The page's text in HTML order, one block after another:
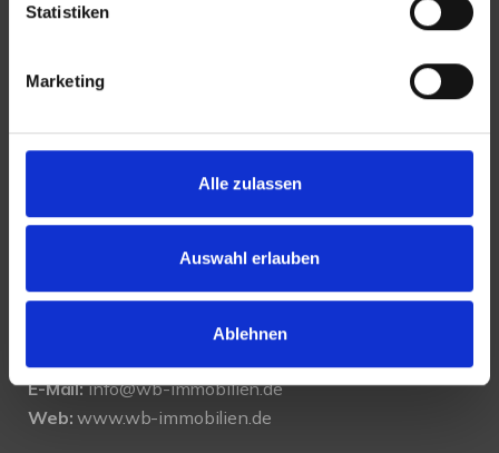
Statistiken
Marketing
Alle zulassen
Auswahl erlauben
Ablehnen
KONTAKT
WeserBergland Immobilien
Portastraße 36
Tel.:0571 - 597 265 17
0571 - 870 490 05
E-Mail:info@wb-immobilien.de
Web: www.wb-immobilien.de